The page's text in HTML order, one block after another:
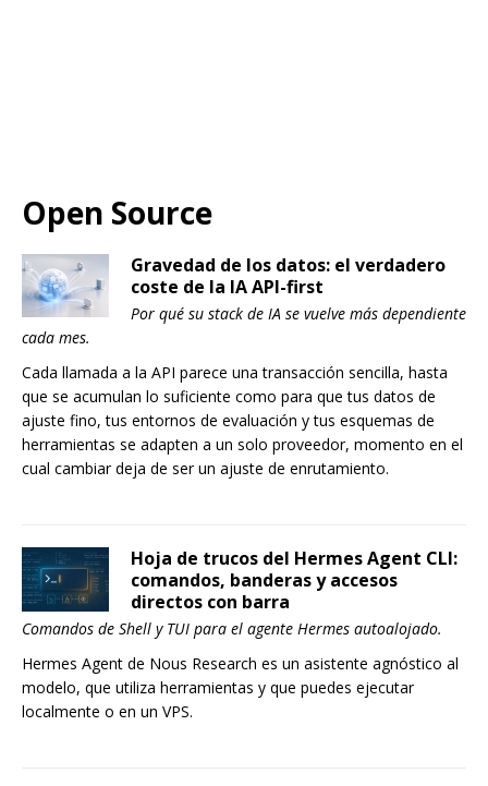
Open Source
Gravedad de los datos: el verdadero
coste de la IA API-first
Por qué su stack de IA se vuelve más dependiente
cada mes.
Cada llamada a la API parece una transacción sencilla, hasta
que se acumulan lo suficiente como para que tus datos de
ajuste fino, tus entornos de evaluación y tus esquemas de
herramientas se adapten a un solo proveedor, momento en el
cual cambiar deja de ser un ajuste de enrutamiento.
Hoja de trucos del Hermes Agent CLI:
comandos, banderas y accesos
directos con barra
Comandos de Shell y TUI para el agente Hermes autoalojado.
Hermes Agent de Nous Research es un asistente agnóstico al
modelo, que utiliza herramientas y que puedes ejecutar
localmente o en un VPS.